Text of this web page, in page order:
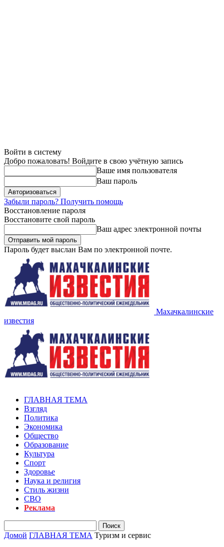
Войти в систему
Добро пожаловать! Войдите в свою учётную запись
Ваше имя пользователя
Ваш пароль
Забыли пароль? Получить помощь
Восстановление пароля
Восстановите свой пароль
Ваш адрес электронной почты
Пароль будет выслан Вам по электронной почте.
Махачкалинские
известия
ГЛАВНАЯ ТЕМА
Взгляд
Политика
Экономика
Общество
Образование
Культура
Спорт
Здоровье
Наука и религия
Стиль жизни
СВО
Реклама
Домой ГЛАВНАЯ ТЕМА Туризм и сервис